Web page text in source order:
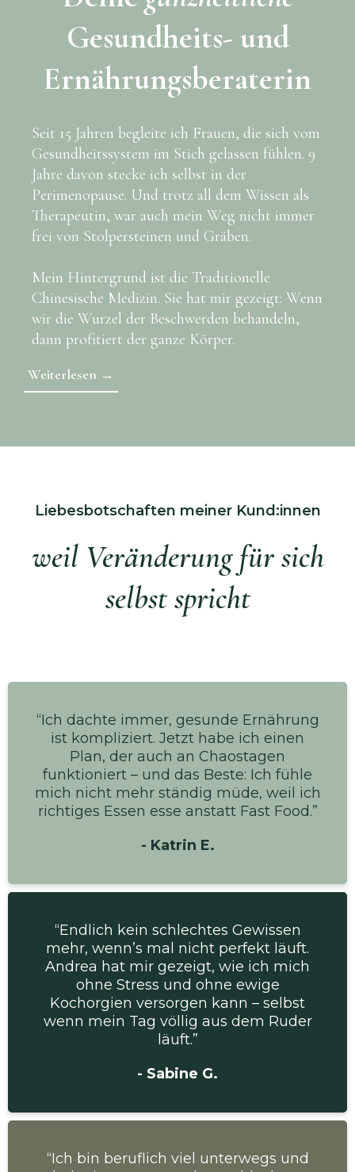
Gesundheits- und
Ernährungsberaterin
Seit 15 Jahren begleite ich Frauen, die sich vom
Gesundheitssystem im Stich gelassen fühlen. 9
Jahre davon stecke ich selbst in der
Perimenopause. Und trotz all dem Wissen als
Therapeutin, war auch mein Weg nicht immer
frei von Stolpersteinen und Gräben.
Mein Hintergrund ist die Traditionelle
Chinesische Medizin. Sie hat mir gezeigt: Wenn
wir die Wurzel der Beschwerden behandeln,
dann profitiert der ganze Körper.
Weiterlesen →
Liebesbotschaften meiner Kund:innen
weil Veränderung für sich
selbst spricht
“Ich dachte immer, gesunde Ernährung
ist kompliziert. Jetzt habe ich einen
Plan, der auch an Chaostagen
funktioniert – und das Beste: Ich fühle
mich nicht mehr ständig müde, weil ich
richtiges Essen esse anstatt Fast Food.”
- Katrin E.
“Endlich kein schlechtes Gewissen
mehr, wenn’s mal nicht perfekt läuft.
Andrea hat mir gezeigt, wie ich mich
ohne Stress und ohne ewige
Kochorgien versorgen kann – selbst
wenn mein Tag völlig aus dem Ruder
läuft.”
- Sabine G.
“Ich bin beruflich viel unterwegs und